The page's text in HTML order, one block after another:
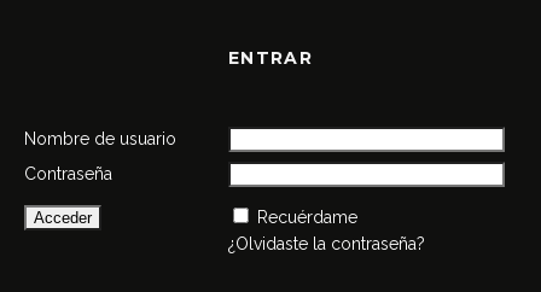
ENTRAR
Nombre de usuario
Contraseña
Recuérdame
¿Olvidaste la contraseña?